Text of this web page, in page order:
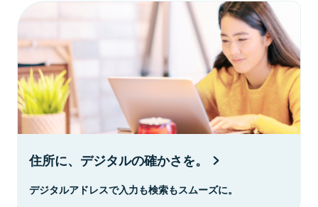
住所に、デジタルの確かさを。
デジタルアドレスで入力も検索もスムーズに。